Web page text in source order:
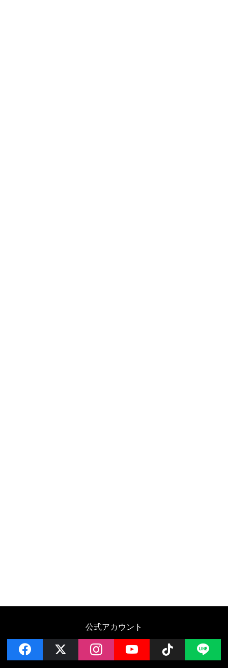
公式アカウント
facebook instagramYouTube Follow